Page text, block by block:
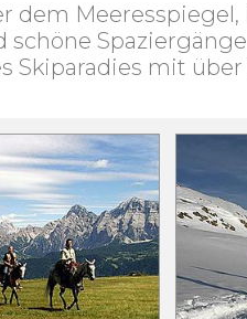
dem
schöne
Skiparadies mit